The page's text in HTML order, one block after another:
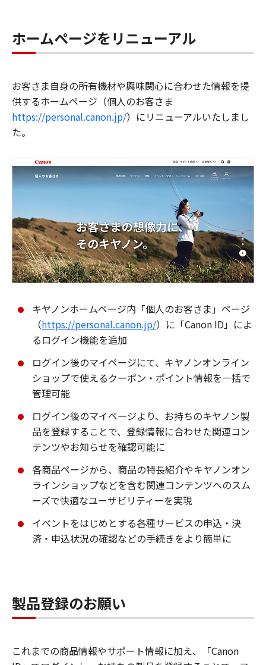
ホームページをリニューアル
お客さま自身の所有機材や興味関心に合わせた情報を提
供するホームページ（個人のお客さま
https://personal.canon.jp/）にリニューアルいたしまし
た。
キヤノンホームページ内「個人のお客さま」ページ
（https://personal.canon.jp/）に「Canon ID」によ
るログイン機能を追加
ログイン後のマイページにて、キヤノンオンライン
ショップで使えるクーポン・ポイント情報を一括で
管理可能
ログイン後のマイページより、お持ちのキヤノン製
品を登録することで、登録情報に合わせた関連コン
テンツやお知らせを確認可能に
各商品ページから、商品の特長紹介やキヤノンオン
ラインショップなどを含む関連コンテンツへのスム
ーズで快適なユーザビリティーを実現
イベントをはじめとする各種サービスの申込・決
済・申込状況の確認などの手続きをより簡単に
製品登録のお願い
これまでの商品情報やサポート情報に加え、「Canon